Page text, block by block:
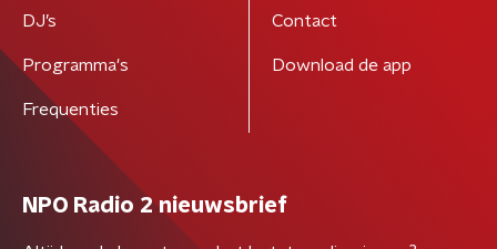
DJ’s
Programma's
Frequenties
Contact
Download de app
NPO Radio 2 nieuwsbrief